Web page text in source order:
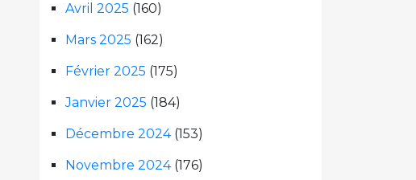
Avril 2025 (160)
Mars 2025 (162)
Février 2025 (175)
Janvier 2025 (184)
Décembre 2024(153)
Novembre 2024(176)